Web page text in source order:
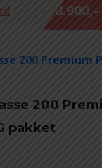
€ 8.900,-
200
pakket